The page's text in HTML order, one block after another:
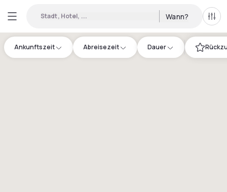
Stadt, Hotel, ... Wann? Alle
Ankunftszeit Abreisezeit Dauer